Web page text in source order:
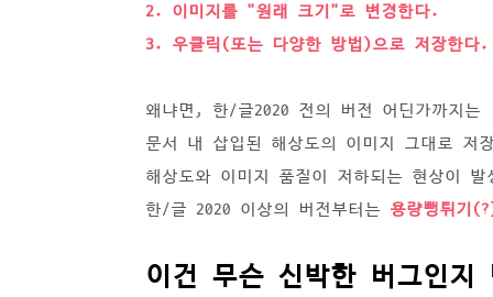
2. 이미지를 "원래 크기"로 변경한다.
3. 우클릭(또는 다양한 방법)으로 저장한다.
왜냐면, 한/글2020 전의 버전 어딘가까지는
문서 내 삽입된 해상도의 이미지 그대로 저
해상도와 이미지 품질이 저하되는 현상이 발
한/글 2020 이상의 버전부터는 용량뻥튀기
이건 무슨 신박한 버그인